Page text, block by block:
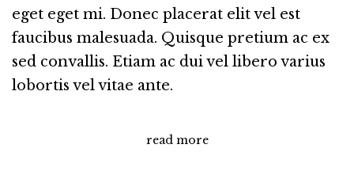
eget eget mi. Donec placerat elit vel est
faucibus malesuada. Quisque pretium ac ex
sed convallis. Etiam ac dui vel libero varius
lobortis vel vitae ante.
read more